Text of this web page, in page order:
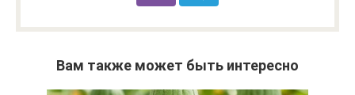
Вам также может быть интересно